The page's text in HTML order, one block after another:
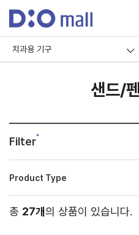
치과용 기구
샌드/
Filter
Product Type
총 27개의 상품이 있습니다.